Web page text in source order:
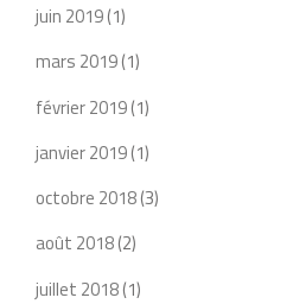
juin 2019(1)
mars 2019(1)
février 2019(1)
janvier 2019(1)
octobre 2018(3)
août 2018(2)
juillet 2018(1)